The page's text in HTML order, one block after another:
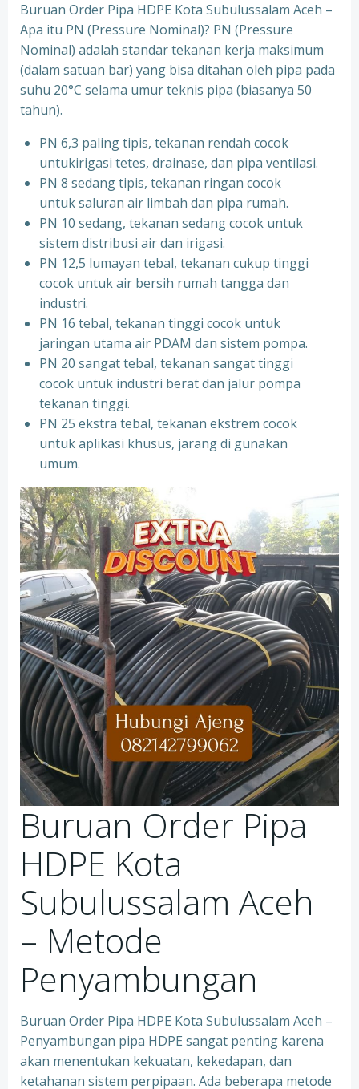
Buruan Order Pipa HDPE Kota Subulussalam Aceh –
Apa itu PN (Pressure Nominal)? PN (Pressure
Nominal) adalah standar tekanan kerja maksimum
(dalam satuan bar) yang bisa ditahan oleh pipa pada
suhu 20°C selama umur teknis pipa (biasanya 50
tahun).
PN 6,3 paling tipis, tekanan rendah cocok
untukirigasi tetes, drainase, dan pipa ventilasi.
PN 8 sedang tipis, tekanan ringan cocok
untuk saluran air limbah dan pipa rumah.
PN 10 sedang, tekanan sedang cocok untuk
sistem distribusi air dan irigasi.
PN 12,5 lumayan tebal, tekanan cukup tinggi
cocok untuk air bersih rumah tangga dan
industri.
PN 16 tebal, tekanan tinggi cocok untuk
jaringan utama air PDAM dan sistem pompa.
PN 20 sangat tebal, tekanan sangat tinggi
cocok untuk industri berat dan jalur pompa
tekanan tinggi.
PN 25 ekstra tebal, tekanan ekstrem cocok
untuk aplikasi khusus, jarang di gunakan
umum.
Buruan Order Pipa
HDPE Kota
Subulussalam Aceh
– Metode
Penyambungan
Buruan Order Pipa HDPE Kota Subulussalam Aceh –
Penyambungan pipa HDPE sangat penting karena
akan menentukan kekuatan, kekedapan, dan
ketahanan sistem perpipaan. Ada beberapa metode